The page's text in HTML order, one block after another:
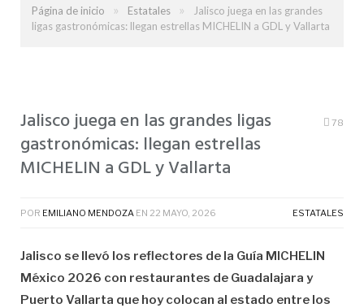
Página de inicio » Estatales »
Jalisco juega en las grandes
ligas gastronómicas: llegan estrellas MICHELIN a GDL y Vallarta
Jalisco juega en las grandes ligas
gastronómicas: llegan estrellas
MICHELIN a GDL y Vallarta
78
POR EMILIANO MENDOZA EN 22 MAYO, 2026 ESTATALES
Jalisco se llevó los reflectores de la Guía MICHELIN
México 2026 con restaurantes de Guadalajara y
Puerto Vallarta que hoy colocan al estado entre los